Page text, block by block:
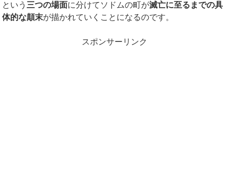
という 三つの場面に分けてソドムの町が滅亡に至るまでの具
体的な顛末が描かれていくことになるのです。
スポンサーリンク